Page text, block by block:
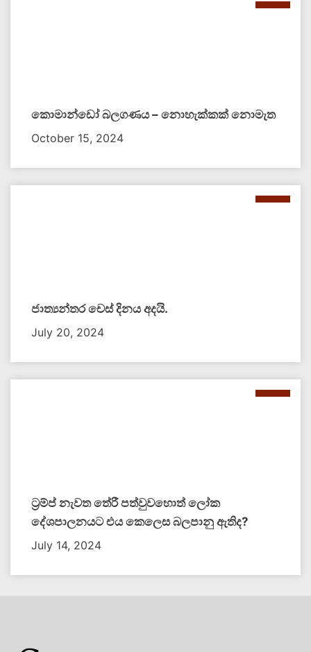
කොමාන්ඩෝ බලගණය – නොහැක්කක් නොමැත​
October 15, 2024
ජාත්‍යන්තර චෙස් දිනය අදයි.
July 20, 2024
ට්‍රම්ප් නැවත තේරී පත්වුවහොත් ලෝක
දේශපාලනයට එය කෙලෙස බලපානු ඇතිද​?
July 14, 2024